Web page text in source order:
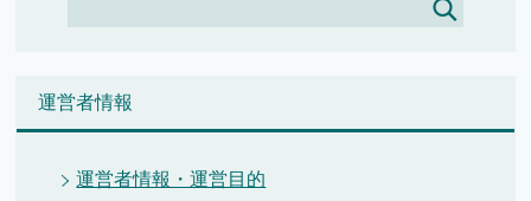
運営者情報
運営者情報・運営目的